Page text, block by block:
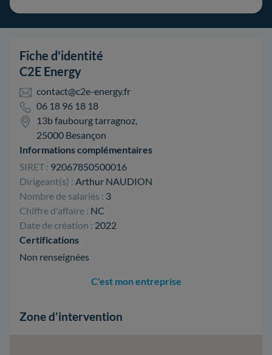
Fiche d'identité
C2E Energy
contact@c2e-energy.fr
06 18 96 18 18
13b faubourg tarragnoz,
25000 Besançon
Informations complémentaires
SIRET : 92067850500016
Dirigeant(s) : Arthur NAUDION
Nombre de salariés : 3
Chiffre d'affaire : NC
Date de création : 2022
Certifications
Non renseignées
C'est mon entreprise
Zone d'intervention